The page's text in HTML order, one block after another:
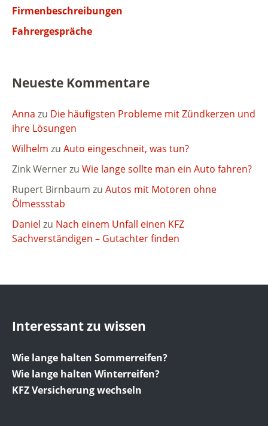
Firmenbeschreibungen
Fahrergespräche
Neueste Kommentare
Anna zu Die häufigsten Probleme mit Zündkerzen und
ihre Lösungen
Wilhelm zu Auto eingeschneit, was tun?
Zink Wernerzu Wie lange sollte man ein Auto fahren?
Rupert Birnbaum zu Autos mit Motoren ohne
Ölmessstab
Daniel zu Nach einem Unfall einen KFZ
Sachverständigen – Gutachter finden
Interessant zu wissen
Wie lange halten Sommerreifen?
Wie lange halten Winterreifen?
KFZ Versicherung wechseln